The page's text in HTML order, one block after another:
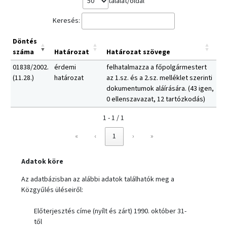
Keresés:
Döntés
száma
Határozat
Határozat szövege
01838/2002.
(11.28.)
érdemi
határozat
felhatalmazza a főpolgármestert
az 1.sz. és a 2.sz. melléklet szerinti
dokumentumok aláírására. (43 igen,
0 ellenszavazat, 12 tartózkodás)
1 - 1 / 1
«
‹ 1 › »
Adatok köre
Az adatbázisban az alábbi adatok találhatók meg a
Közgyűlés üléseiről:
Előterjesztés címe (nyílt és zárt) 1990. október 31-
től